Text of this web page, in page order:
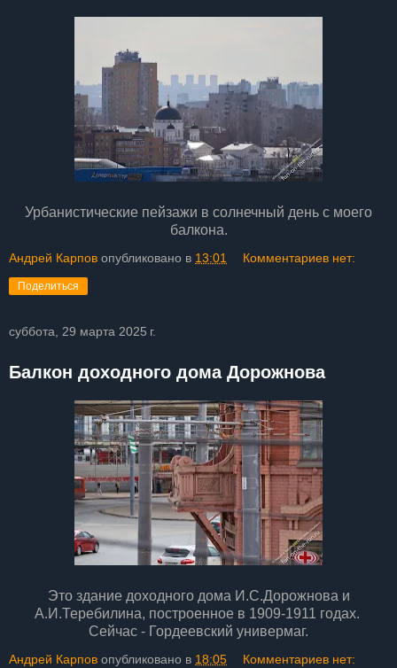
Урбанистические пейзажи в солнечный день с моего
балкона.
Андрей Карпов опубликовано в 13:01 Комментариев нет:
Поделиться
суббота, 29 марта 2025 г.
Балкон доходного дома Дорожнова
Это здание доходного дома И.С.Дорожнова и
А.И.Теребилина, построенное в 1909-1911 годах.
Сейчас - Гордеевский универмаг.
Андрей Карпов опубликовано в 18:05 Комментариев нет: